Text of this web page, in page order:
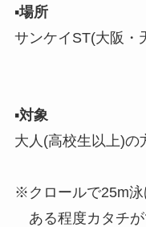
▪︎場所
サンケイST(大阪・
▪︎対象
大人(高校生以上)の
※クロールで25m泳
ある程度カタチが